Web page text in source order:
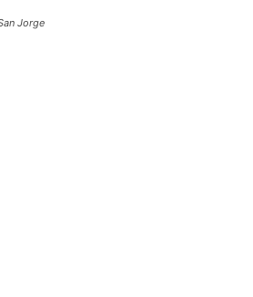
Jorge